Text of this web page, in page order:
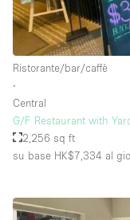
Ristorante/bar/caffè
∙
Central
G/F Restaurant with
2,256 sq ft
su base HK$7,334 al